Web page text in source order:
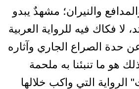
والنيران؛ مشهدٌ يبدو
لا فكاك فيه للرواية العربية
حدة الصراع الجاري وآثاره
هو ما تنبئنا به ملحمة
التي واكب خلالها